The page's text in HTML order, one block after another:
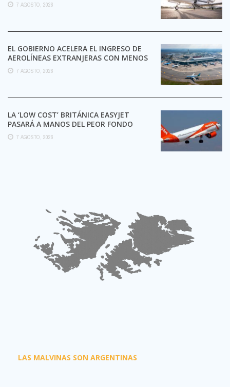
7 AGOSTO, 2026
EL GOBIERNO ACELERA EL INGRESO DE
AEROLÍNEAS EXTRANJERAS CON MENOS
TRÁMITES
7 AGOSTO, 2026
LA ‘LOW COST’ BRITÁNICA EASYJET
PASARÁ A MANOS DEL PEOR FONDO
POSIBLE:
7 AGOSTO, 2026
LAS MALVINAS SON ARGENTINAS